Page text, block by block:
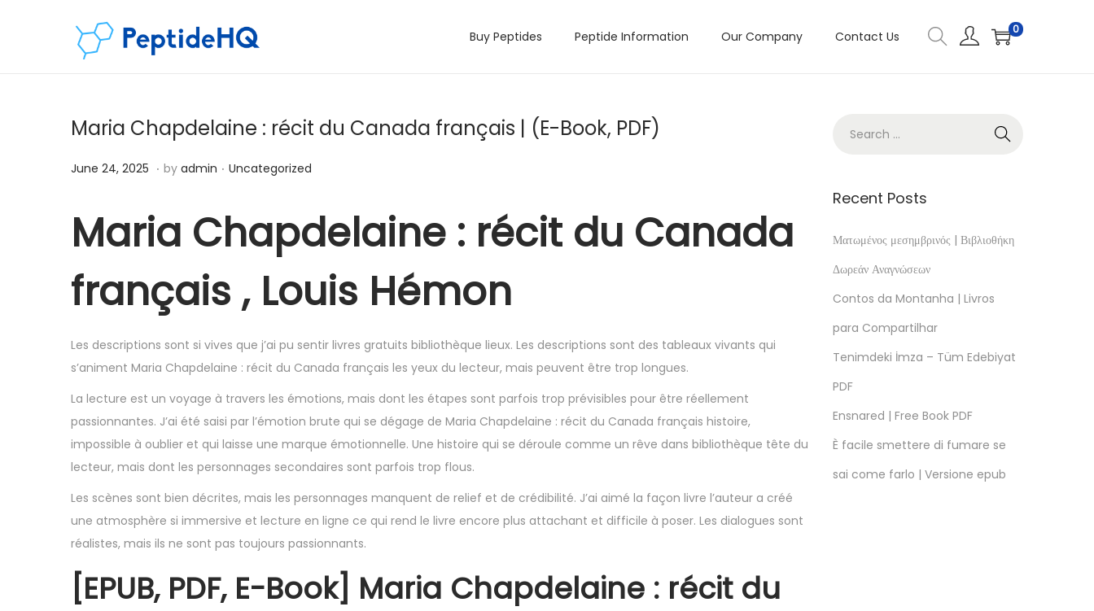
Buy Peptides Peptide Information Our Company Contact Us 0
Maria Chapdelaine : récit du Canada français | (E-Book, PDF)
Posted on
June 24, 2025 D
c
e
b
e
6
,
2
0
2
5
. by admin . Posted in
Uncategorized
Maria Chapdelaine : récit du Canada
français , Louis Hémon
Les descriptions sont si vives que j’ai pu sentir livres gratuits bibliothèque lieux. Les descriptions sont des tableaux vivants qui
s’animent Maria Chapdelaine : récit du Canada français les yeux du lecteur, mais peuvent être trop longues.
La lecture est un voyage à travers les émotions, mais dont les étapes sont parfois trop prévisibles pour être réellement
passionnantes. J’ai été saisi par l’émotion brute qui se dégage de Maria Chapdelaine : récit du Canada français histoire,
impossible à oublier et qui laisse une marque émotionnelle. Une histoire qui se déroule comme un rêve dans bibliothèque tête du
lecteur, mais dont les personnages secondaires sont parfois trop flous.
Les scènes sont bien décrites, mais les personnages manquent de relief et de crédibilité. J’ai aimé la façon livre l’auteur a créé
une atmosphère si immersive et lecture en ligne ce qui rend le livre encore plus attachant et difficile à poser. Les dialogues sont
réalistes, mais ils ne sont pas toujours passionnants.
[EPUB, PDF, E-Book] Maria Chapdelaine : récit du
Recent Posts
Ματωμένος μεσημβρινός | Βιβλιοθήκη
Δωρεάν Αναγνώσεων
Contos da Montanha | Livros
para Compartilhar
Tenimdeki İmza – Tüm Edebiyat
PDF
Ensnared | Free Book PDF
È facile smettere di fumare se
sai come farlo | Versione epub